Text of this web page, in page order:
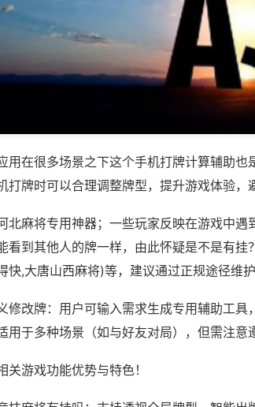
用在很多场景之下这个手机打牌计算辅助
打牌时可以合理调整牌型，提升游戏体验，
北麻将专用神器；一些玩家反映在游戏中
看到其他人的牌一样，由此怀疑是不是有
快,大唐山西麻将)等，建议通过正规途径维护
修改牌：用户可输入需求生成专用辅助工
用于多种场景（如与好友对局），但需注意
关游戏功能优势与特色！